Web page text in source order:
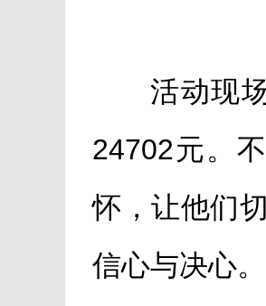
活动现
24702元。
怀，让他们
信心与决心。